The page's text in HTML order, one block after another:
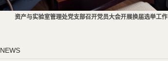
资产与实验室管理处党支部召开党员大会开展换届选举工作
NEWS